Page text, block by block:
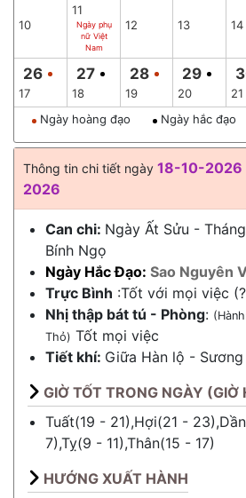
10
11
Ngày phụ
nữ Việt
Nam
12 13 14
26
17
27
18
28
19
29
20 21
Ngày hoàng đạo
Ngày hắc đạo
Thông tin chi tiết ngày 18-10-2026
2026
Can chi: Ngày Ất Sửu -
Bính Ngọ
Ngày Hắc Đạo: Sao Nguyên
Trực Bình :Tốt với mọi việc
Nhị thập bát tú - Phòng:
Thỏ) Tốt mọi việc
Tiết khí: Giữa Hàn lộ -
GIỜ TỐT TRONG NGÀY (GIỜ
Tuất(19 - 21),Hợi(21 -
7),Tỵ(9 - 11),Thân(15 - 17)
HƯỚNG XUẤT HÀNH